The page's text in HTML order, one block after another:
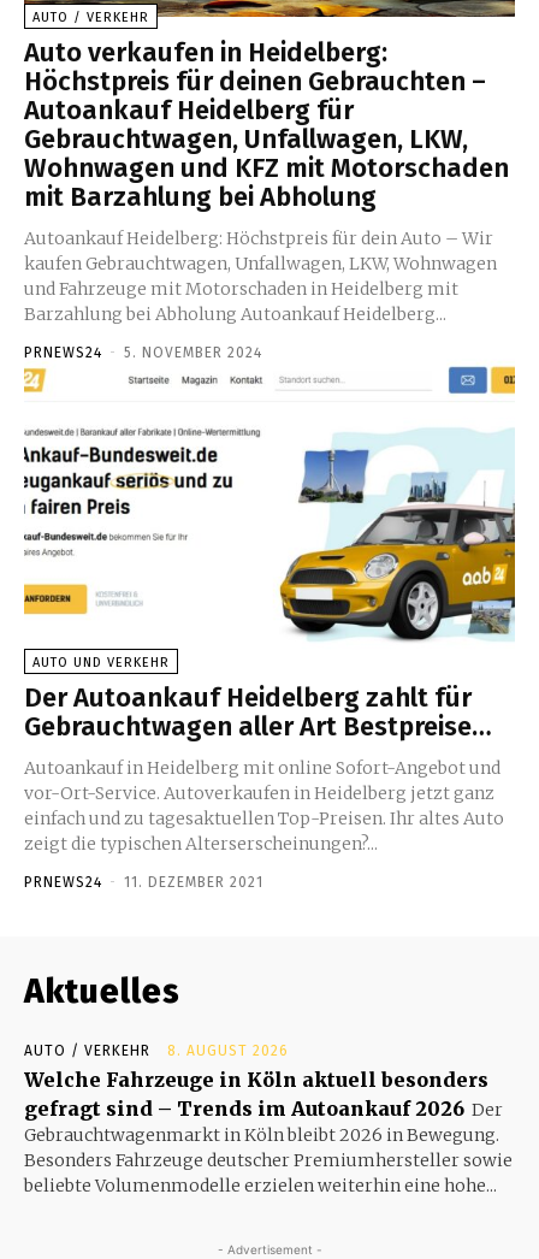
AUTO / VERKEHR
Auto verkaufen in Heidelberg:
Höchstpreis für deinen Gebrauchten –
Autoankauf Heidelberg für
Gebrauchtwagen, Unfallwagen, LKW,
Wohnwagen und KFZ mit Motorschaden
mit Barzahlung bei Abholung
Autoankauf Heidelberg: Höchstpreis für dein Auto – Wir
kaufen Gebrauchtwagen, Unfallwagen, LKW, Wohnwagen
und Fahrzeuge mit Motorschaden in Heidelberg mit
Barzahlung bei Abholung Autoankauf Heidelberg...
PRNEWS24 - 5. NOVEMBER 2024
AUTO UND VERKEHR
Der Autoankauf Heidelberg zahlt für
Gebrauchtwagen aller Art Bestpreise…
Autoankauf in Heidelberg mit online Sofort-Angebot und
vor-Ort-Service. Autoverkaufen in Heidelberg jetzt ganz
einfach und zu tagesaktuellen Top-Preisen. Ihr altes Auto
zeigt die typischen Alterserscheinungen?...
PRNEWS24 - 11. DEZEMBER 2021
Aktuelles
AUTO / VERKEHR 8. AUGUST 2026
Welche Fahrzeuge in Köln aktuell besonders
gefragt sind – Trends im Autoankauf 2026 Der
Gebrauchtwagenmarkt in Köln bleibt 2026 in Bewegung.
Besonders Fahrzeuge deutscher Premiumhersteller sowie
beliebte Volumenmodelle erzielen weiterhin eine hohe...
- Advertisement -